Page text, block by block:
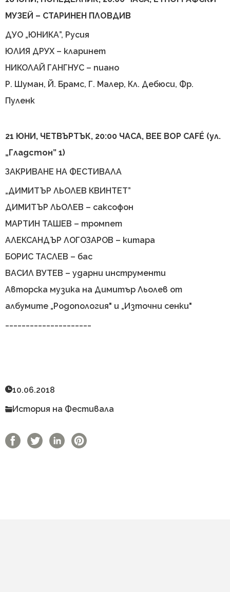
МУЗЕЙ – СТАРИНЕН ПЛОВДИВ
ДУО „ЮНИКА”, Русия
ЮЛИЯ ДРУХ – кларинет
НИКОЛАЙ ГАНГНУС – пиано
Р. Шуман, Й. Брамс, Г. Малер, Кл. Дебюси, Фр.
Пуленк
21 ЮНИ, ЧЕТВЪРТЪК, 20:00 ЧАСА, BEE BOP CAFÉ (ул.
„Гладстон” 1)
ЗАКРИВАНЕ НА ФЕСТИВАЛА
„ДИМИТЪР ЛЬОЛЕВ КВИНТЕТ”
ДИМИТЪР ЛЬОЛЕВ – саксофон
МАРТИН ТАШЕВ – тромпет
АЛЕКСАНДЪР ЛОГОЗАРОВ – китара
БОРИС ТАСЛЕВ – бас
ВАСИЛ ВУТЕВ – ударни инструменти
Авторска музика на Димитър Льолев от
албумите „Родопология" и „Източни сенки"
10.06.2018
История на Фестивала